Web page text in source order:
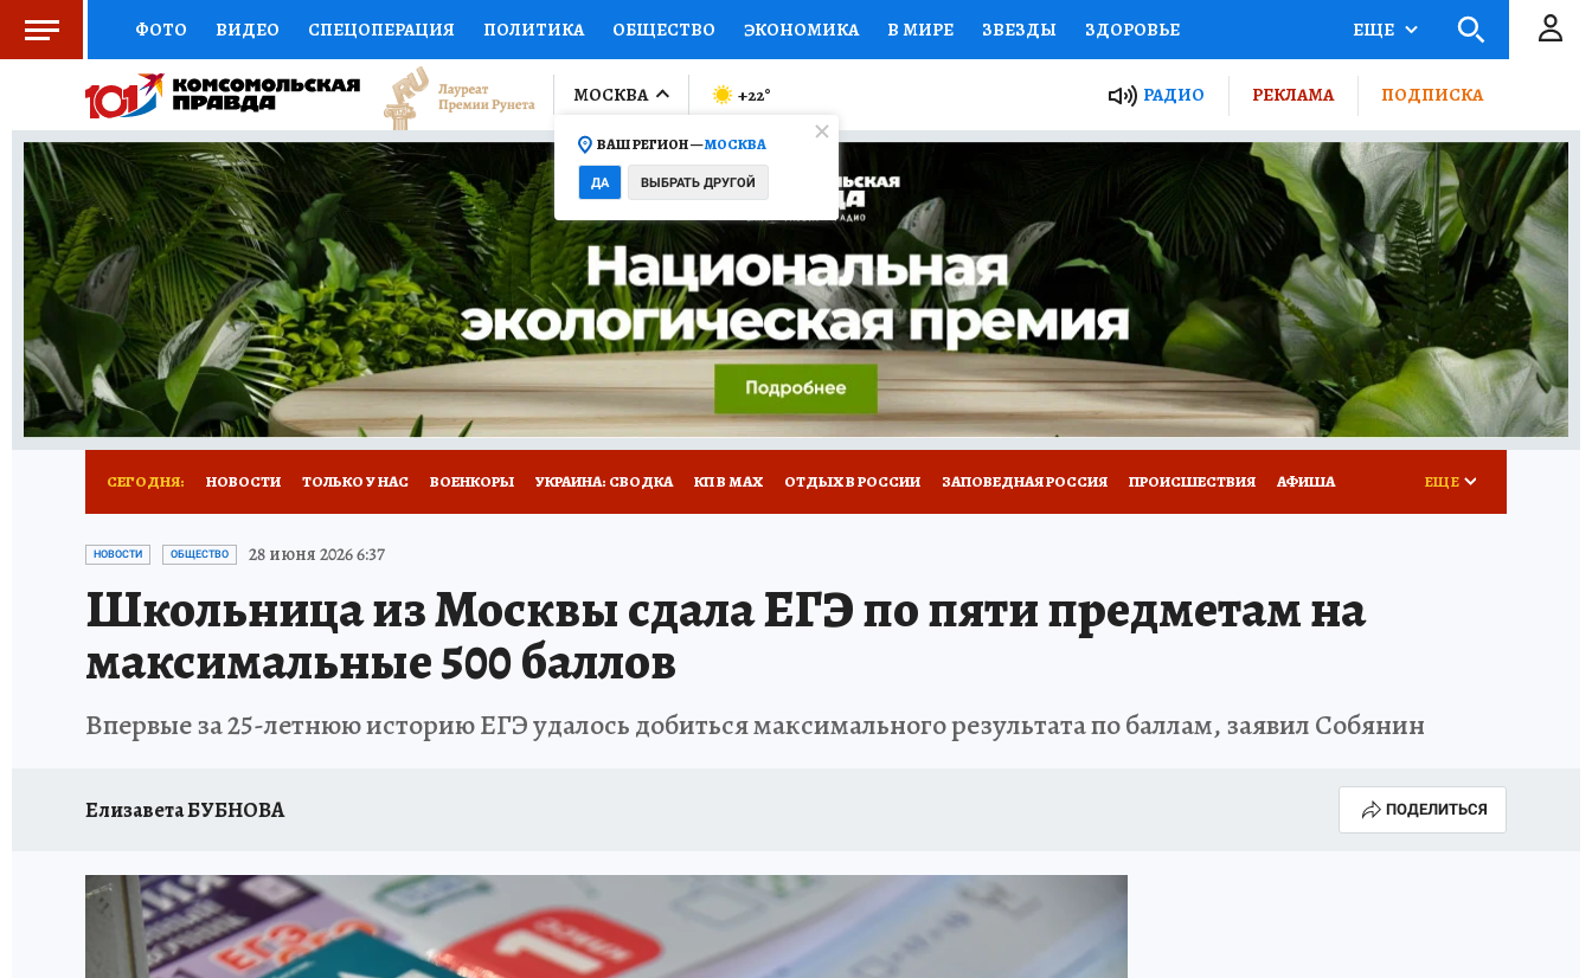
ФОТО ВИДЕО СПЕЦОПЕРАЦИЯ ПОЛИТИКА ОБЩЕСТВО ЭКОНОМИКА В МИРЕ ЗВЕЗДЫ ЗДОРОВЬЕ
СОЦПОДДЕРЖКА НАУКА СПОРТ КОЛУМНИСТЫ ПРОИСШЕСТВИЯ НАЦИОНАЛЬНЫЕ ПРОЕКТЫ РОССИИ АФИША
ВЫБОР ЭКСПЕРТОВ ДОКТОР ФИНАНСЫ ОТКРЫВАЕМ МИР Я ЗНАЮ СЕМЬЯ ЖЕНСКИЕ СЕКРЕТЫ ПУТЕВОДИТЕЛЬ
КНИЖНАЯ ПОЛКА ПРОГНОЗЫ НА СПОРТ ПРОМОКОДЫ СЕРИАЛЫ СПЕЦПРОЕКТЫ ДЕФИЦИТ ЖЕЛЕЗА ТУРИЗМ
ПРЕСС-ЦЕНТР НЕДВИЖИМОСТЬ ТЕЛЕВИЗОР КОЛЛЕКЦИИ КОНКУРСЫ РАБОТА У НАС ГИД ПОТРЕБИТЕЛЯ ВСЕ О КП
РАДИО КП РЕКЛАМА ТЕСТЫ НОВОЕ НА САЙТЕ
ЕЩЕ
МОСКВА
ВАШ РЕГИОН —МОСКВА
ДА ВЫБРАТЬ ДРУГОЙ
+22° РАДИО РЕКЛАМА ПОДПИСКА
СЕГОДНЯ: НОВОСТИ ТОЛЬКО У НАС ВОЕНКОРЫ УКРАИНА: СВОДКА КП В МАХ ОТДЫХ В РОССИИ ЗАПОВЕДНАЯ РОССИЯ ПРОИСШЕСТВИЯ АФИША
ИСПЫТАНО НА СЕБЕ
ЕЩЕ
НОВОСТИ ОБЩЕСТВО 28 июня 2026 6:37
Школьница из Москвы сдала ЕГЭ по пяти предметам на
максимальные 500 баллов
Впервые за 25-летнюю историю ЕГЭ удалось добиться максимального результата по баллам, заявил Собянин
Елизавета БУБНОВА ПОДЕЛИТЬСЯ